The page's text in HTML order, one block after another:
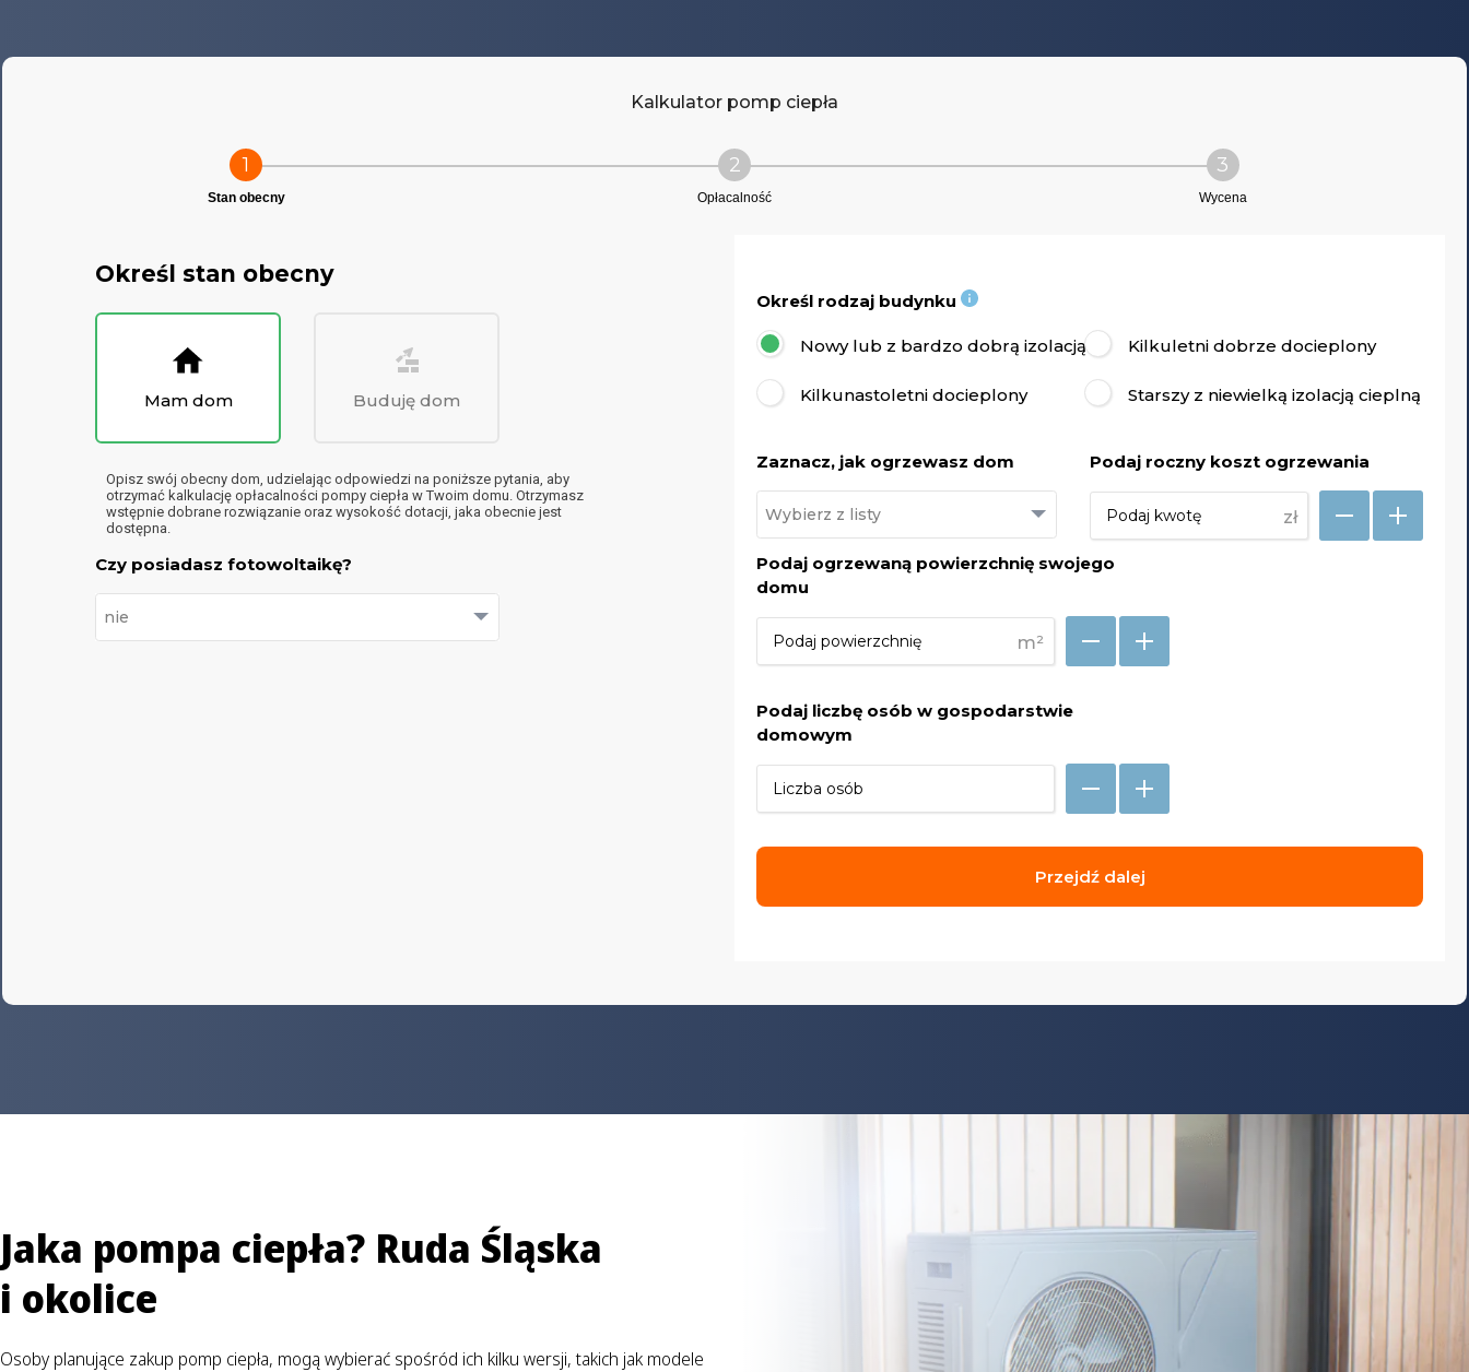
Kalkulator pomp ciepła
1
Stan obecny
2
Opłacalność
3
Wycena
Określ stan obecny
Mam dom Buduję dom
Opisz swój obecny dom, udzielając odpowiedzi na poniższe pytania, aby
otrzymać kalkulację opłacalności pompy ciepła w Twoim domu. Otrzymasz
wstępnie dobrane rozwiązanie oraz wysokość dotacji, jaka obecnie jest
dostępna.
Czy posiadasz fotowoltaikę?
Określ rodzaj budynku
Nowy lub z bardzo dobrą izolacją Kilkuletni dobrze docieplony
Kilkunastoletni docieplony Starszy z niewielką izolacją cieplną
Zaznacz, jak ogrzewasz dom Podaj roczny koszt ogrzewania
zł
Podaj ogrzewaną powierzchnię swojego
domu
m²
Podaj liczbę osób w gospodarstwie
domowym
Przejdź dalej
Jaka pompa ciepła? Ruda Śląska
i okolice
Osoby planujące zakup pomp ciepła, mogą wybierać spośród ich kilku wersji, takich jak modele